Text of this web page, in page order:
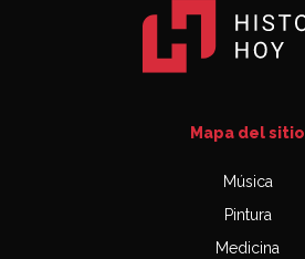
Mapa del sitio
Música
Pintura
Medicina